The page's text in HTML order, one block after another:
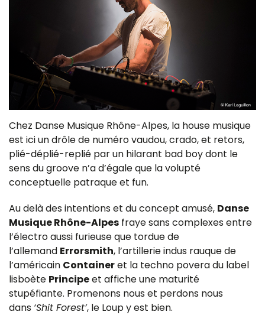
Chez Danse Musique Rhône-Alpes, la house musique
est ici un drôle de numéro vaudou, crado, et retors,
plié-déplié-replié par un hilarant bad boy dont le
sens du groove n’a d’égale que la volupté
conceptuelle patraque et fun.
Au delà des intentions et du concept amusé, Danse
Musique Rhône-Alpes fraye sans complexes entre
l’électro aussi furieuse que tordue de
l’allemand Errorsmith, l’artillerie indus rauque de
l’américain Containeret la techno povera du label
lisboète Principeet affiche une maturité
stupéfiante. Promenons nous et perdons nous
dans ‘Shit Forest’, le Loup y est bien.